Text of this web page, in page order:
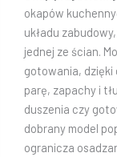
okapów
układu
jednej ze ścian.
gotowania, dzięki
parę, zapachy i
duszenia czy
dobrany model
ogranicza